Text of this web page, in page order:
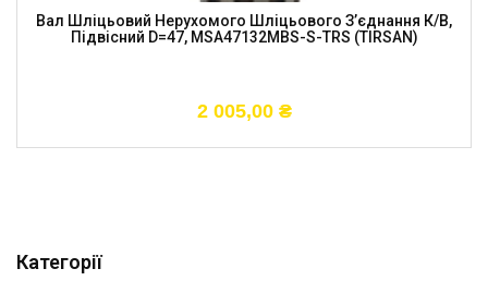
Категорії
Вал Шліцьовий Нерухомого Шліцьового З’єднання К/в,
Підвісний D=47, MSA47132MBS-S-TRS (TIRSAN)
2 005,00 ₴